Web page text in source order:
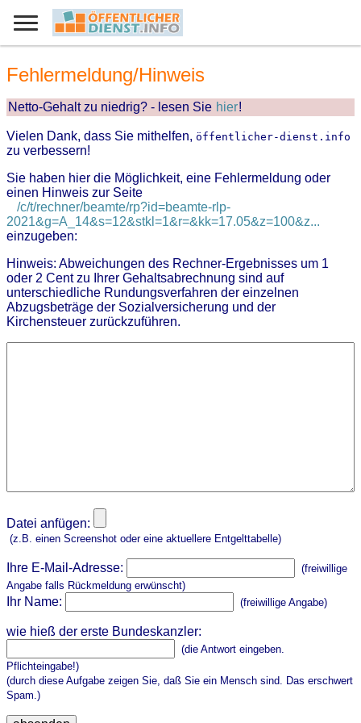
Fehlermeldung/Hinweis
Netto-Gehalt zu niedrig? - lesen Sie hier!
Vielen Dank, dass Sie mithelfen, öffentlicher-dienst.info
zu verbessern!
Sie haben hier die Möglichkeit, eine Fehlermeldung oder
einen Hinweis zur Seite
/c/t/rechner/beamte/rp?id=beamte-rlp-
2021&g=A_14&s=12&stkl=1&r=&kk=17.05&z=100&z...
einzugeben:
Hinweis: Abweichungen des Rechner-Ergebnisses um 1
oder 2 Cent zu Ihrer Gehaltsabrechnung sind auf
unterschiedliche Rundungsverfahren der einzelnen
Abzugsbeträge der Sozialversicherung und der
Kirchensteuer zurückzuführen.
Datei anfügen:
(z.B. einen Screenshot oder eine aktuellere Entgelttabelle)
Ihre E-Mail-Adresse:
(freiwillige
Angabe falls Rückmeldung erwünscht)
Ihr Name: (freiwillige Angabe)
wie hieß der erste Bundeskanzler:
(die Antwort eingeben.
Pflichteingabe!)
(durch diese Aufgabe zeigen Sie, daß Sie ein Mensch sind. Das erschwert
Spam.)